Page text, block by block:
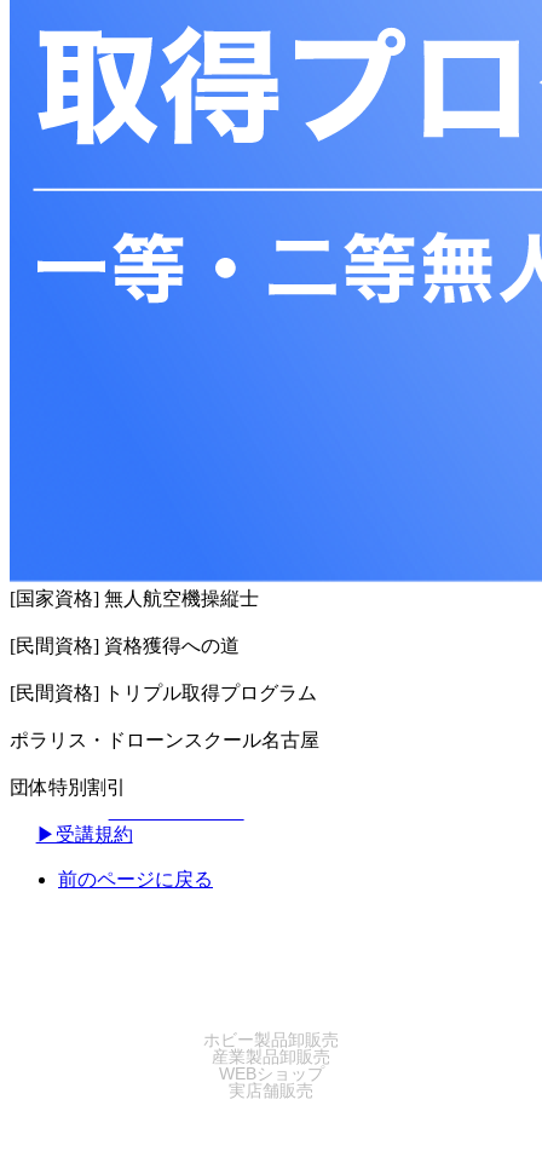
[国家資格] 無人航空機操縦士
[民間資格] 資格獲得への道
[民間資格] トリプル取得プログラム
ポラリス・ドローンスクール名古屋
団体特別割引
▶︎受講規約
前のページに戻る
ホビー製品卸販売
産業製品卸販売
WEBショップ
実店舗販売